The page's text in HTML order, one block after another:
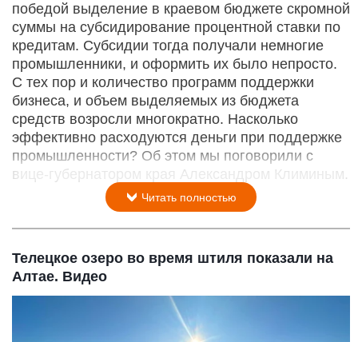
победой выделение в краевом бюджете скромной
суммы на субсидирование процентной ставки по
кредитам. Субсидии тогда получали немногие
промышленники, и оформить их было непросто.
С тех пор и количество программ поддержки
бизнеса, и объем выделяемых из бюджета
средств возросли многократно. Насколько
эффективно расходуются деньги при поддержке
промышленности? Об этом мы поговорили с
вице-губернатором края Александром Климиным.
Читать полностью
Телецкое озеро во время штиля показали на
Алтае. Видео